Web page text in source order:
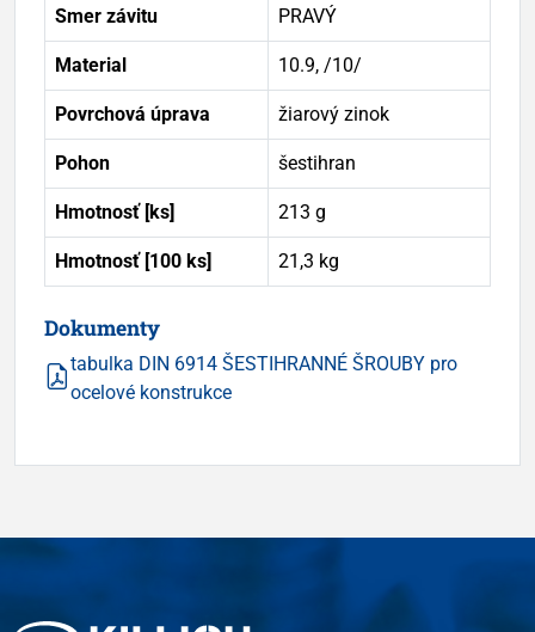
Smer závitu PRAVÝ
Material 10.9, /10/
Povrchová úprava žiarový zinok
Pohon šestihran
Hmotnosť [ks] 213 g
Hmotnosť [100 ks] 21,3 kg
Dokumenty
tabulka DIN 6914 ŠESTIHRANNÉ ŠROUBY pro
ocelové konstrukce